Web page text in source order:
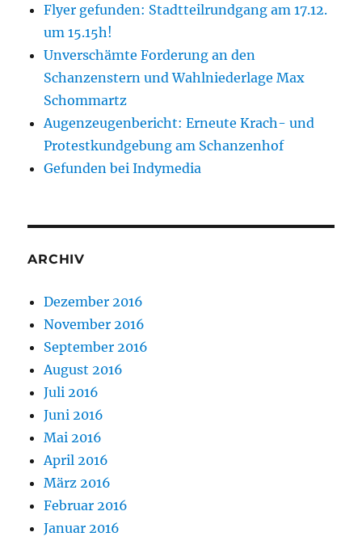
Flyer gefunden: Stadtteilrundgang am 17.12.
um 15.15h!
Unverschämte Forderung an den
Schanzenstern und Wahlniederlage Max
Schommartz
Augenzeugenbericht: Erneute Krach- und
Protestkundgebung am Schanzenhof
Gefunden bei Indymedia
ARCHIV
Dezember 2016
November 2016
September 2016
August 2016
Juli 2016
Juni 2016
Mai 2016
April 2016
März 2016
Februar 2016
Januar 2016